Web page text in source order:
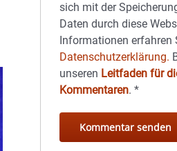
sich mit der
Daten durch diese
Informationen erfahren
Datenschutzerklärung.
unseren Leitfaden für
Kommentaren.*